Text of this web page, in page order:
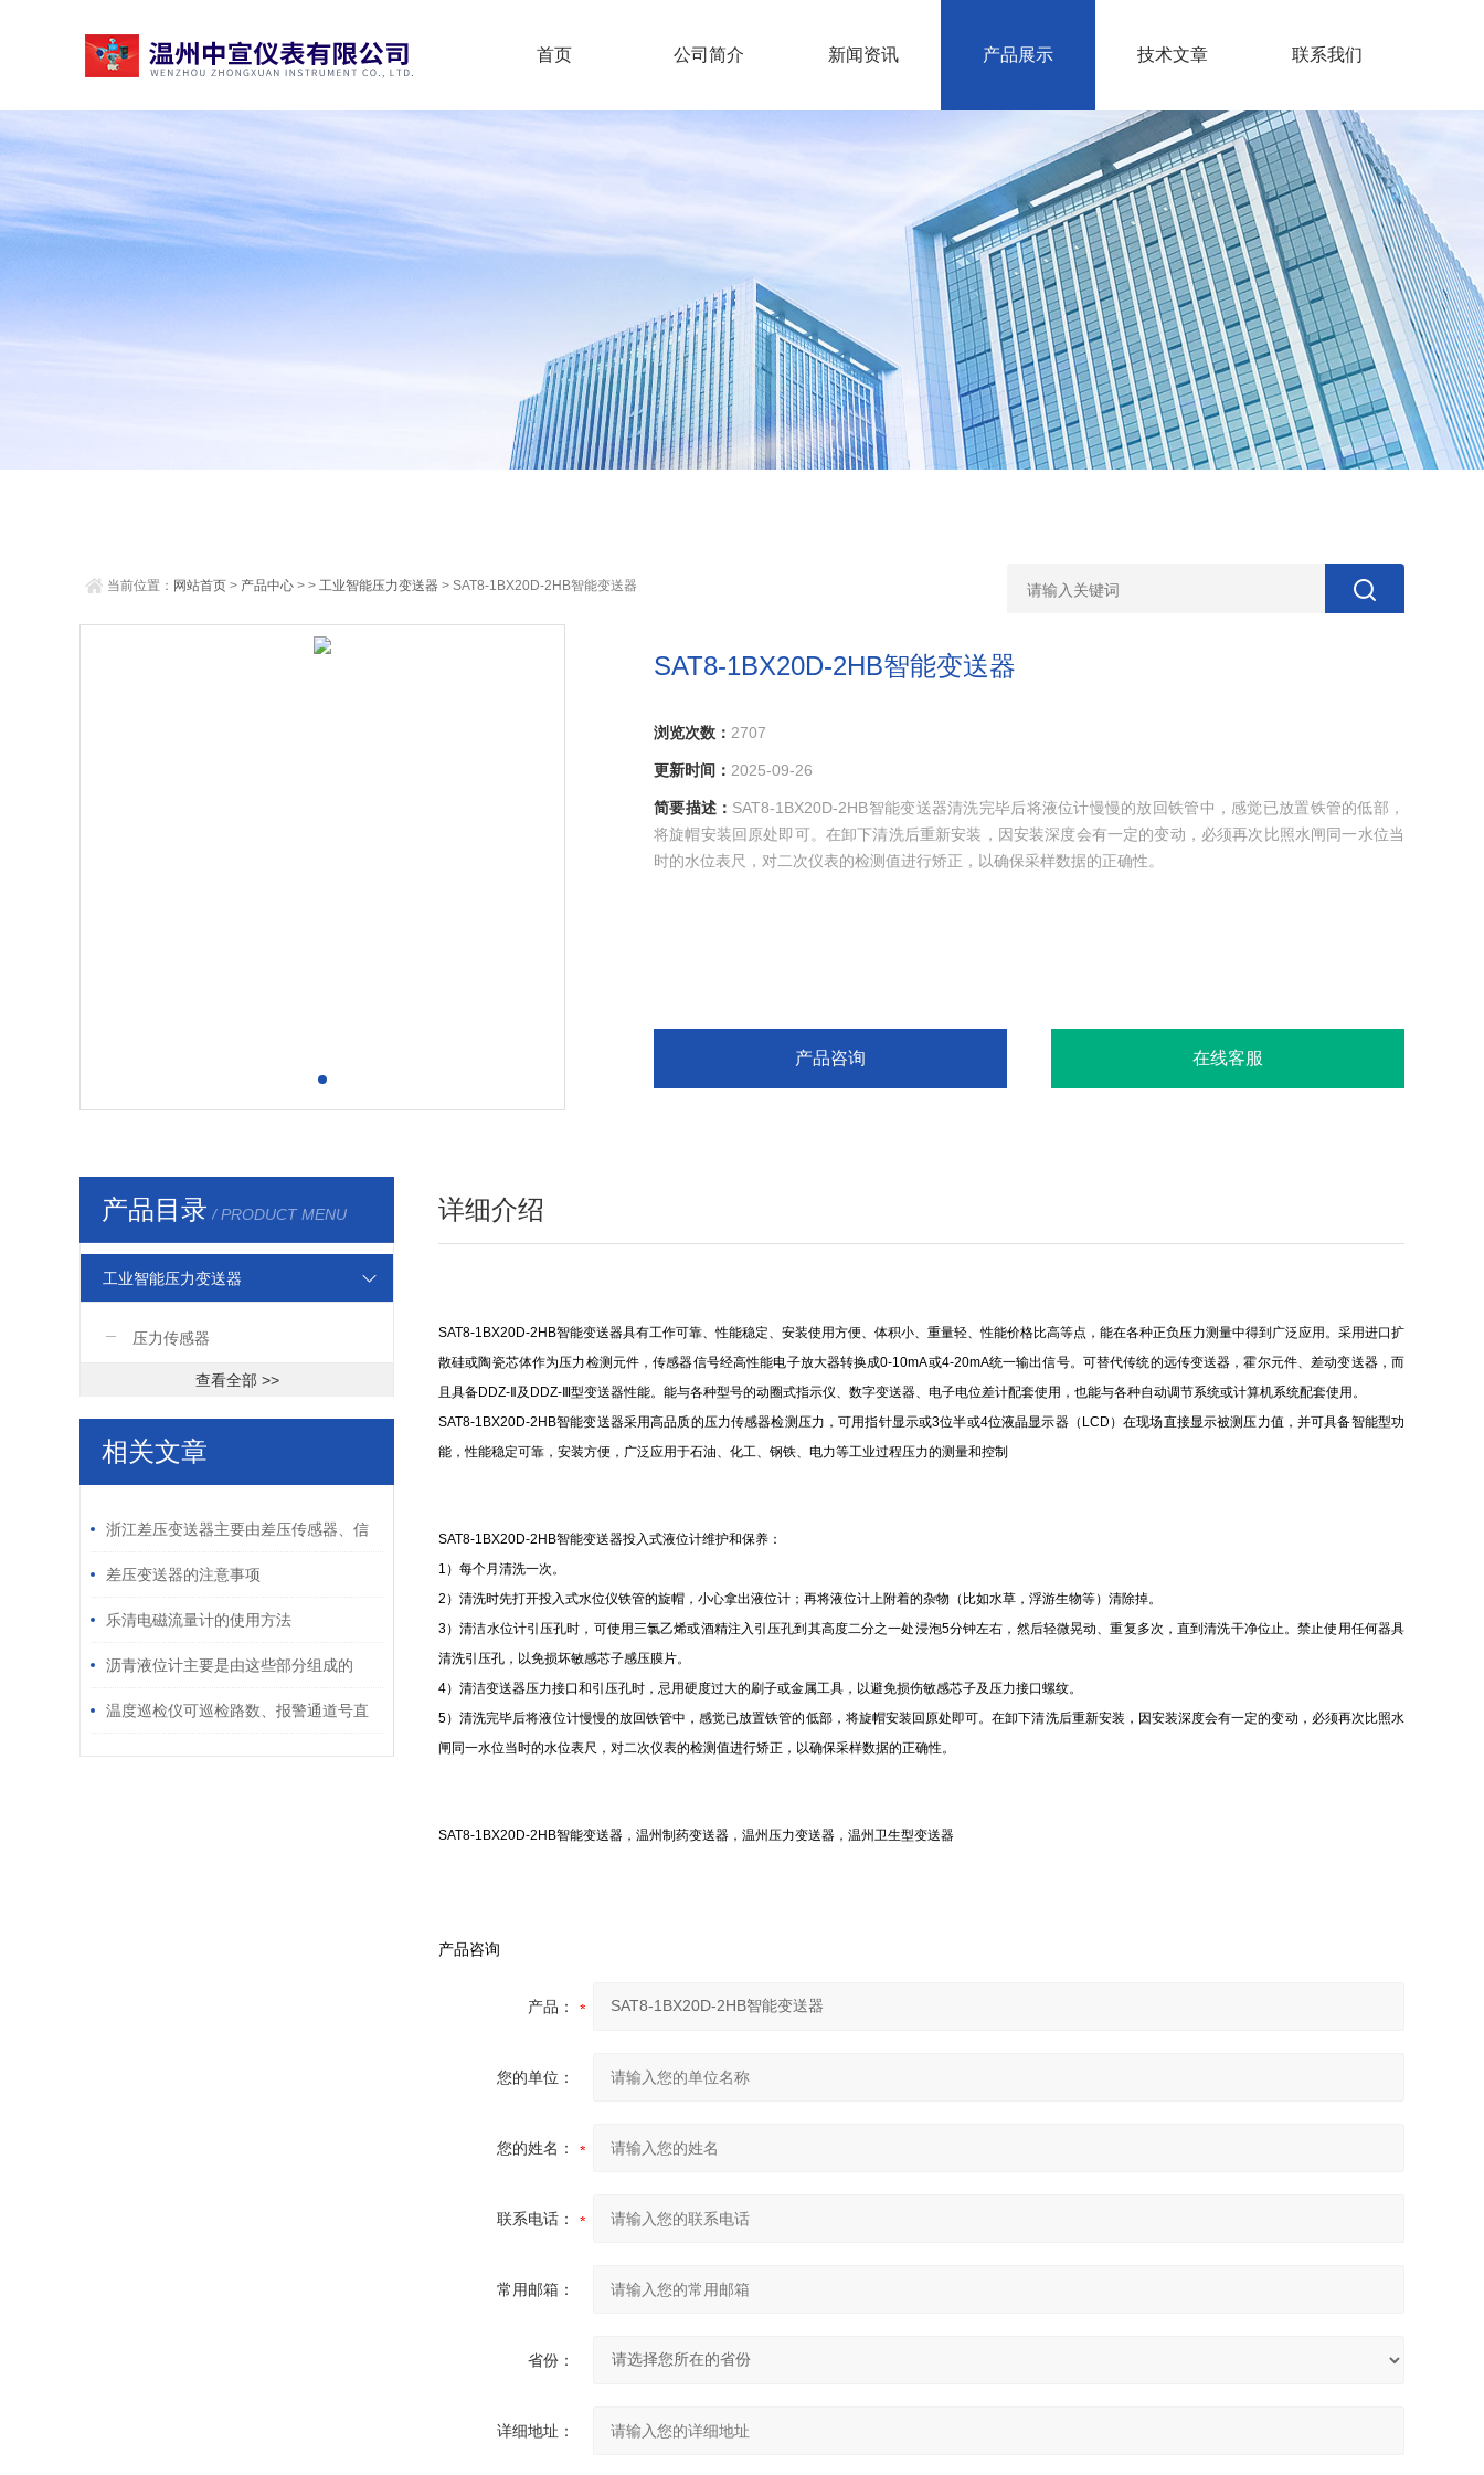
首页 公司简介 新闻资讯 产品展示 技术文章 联系我们
当前位置： 网站首页 > 产品中心 > > 工业智能压力变送器 > SAT8-1BX20D-2HB智能变送器
SAT8-1BX20D-2HB智能变送器
浏览次数： 2707
更新时间： 2025-09-26
简要描述： SAT8-1BX20D-2HB智能变送器清洗完毕后将液位计慢慢的放回铁管中，感觉已放置铁管的低部，
将旋帽安装回原处即可。在卸下清洗后重新安装，因安装深度会有一定的变动，必须再次比照水闸同一水位当
时的水位表尺，对二次仪表的检测值进行矫正，以确保采样数据的正确性。
产品咨询 在线客服
产品目录 / PRODUCT MENU
工业智能压力变送器
压力传感器
查看全部 >>
相关文章
浙江差压变送器主要由差压传感器、信
号处理电路和输出电路组成
差压变送器的注意事项
乐清电磁流量计的使用方法
沥青液位计主要是由这些部分组成的
温度巡检仪可巡检路数、报警通道号直
详细介绍
SAT8-1BX20D-2HB智能变送器具有工作可靠、性能稳定、安装使用方便、体积小、重量轻、性能价格比高等点，能在各种正负压力测量中得到广泛应用。采用进口扩
散硅或陶瓷芯体作为压力检测元件，传感器信号经高性能电子放大器转换成0-10mA或4-20mA统一输出信号。可替代传统的远传变送器，霍尔元件、差动变送器，而
且具备DDZ-Ⅱ及DDZ-Ⅲ型变送器性能。能与各种型号的动圈式指示仪、数字变送器、电子电位差计配套使用，也能与各种自动调节系统或计算机系统配套使用。
SAT8-1BX20D-2HB智能变送器采用高品质的压力传感器检测压力，可用指针显示或3位半或4位液晶显示器（LCD）在现场直接显示被测压力值，并可具备智能型功
能，性能稳定可靠，安装方便，广泛应用于石油、化工、钢铁、电力等工业过程压力的测量和控制
SAT8-1BX20D-2HB智能变送器投入式液位计维护和保养：
1）每个月清洗一次。
2）清洗时先打开投入式水位仪铁管的旋帽，小心拿出液位计；再将液位计上附着的杂物（比如水草，浮游生物等）清除掉。
3）清洁水位计引压孔时，可使用三氯乙烯或酒精注入引压孔到其高度二分之一处浸泡5分钟左右，然后轻微晃动、重复多次，直到清洗干净位止。禁止使用任何器具
清洗引压孔，以免损坏敏感芯子感压膜片。
4）清洁变送器压力接口和引压孔时，忌用硬度过大的刷子或金属工具，以避免损伤敏感芯子及压力接口螺纹。
5）清洗完毕后将液位计慢慢的放回铁管中，感觉已放置铁管的低部，将旋帽安装回原处即可。在卸下清洗后重新安装，因安装深度会有一定的变动，必须再次比照水
闸同一水位当时的水位表尺，对二次仪表的检测值进行矫正，以确保采样数据的正确性。
SAT8-1BX20D-2HB智能变送器 ，温州制药变送器，温州压力变送器，温州卫生型变送器
产品咨询
产品：
您的单位：
您的姓名：
联系电话：
常用邮箱：
省份：
详细地址：